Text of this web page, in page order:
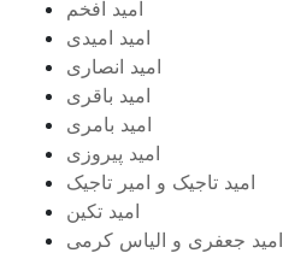
امید افخم
امید امیدی
امید انصاری
امید باقری
امید بامری
امید پیروزی
امید تاجیک و امیر تاجیک
امید تکین
امید جعفری و الیاس کرمی